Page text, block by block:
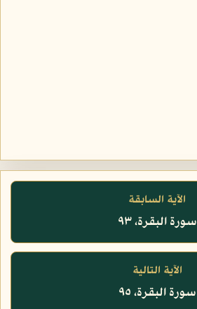
الآية السابقة
سورة البقرة، ٩٣
الآية التالية
سورة البقرة، ٩٥